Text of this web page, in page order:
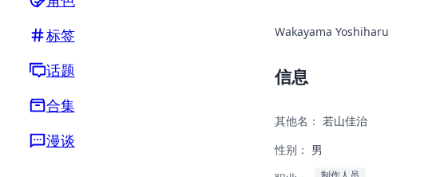
标签
话题
合集
漫谈
Wakayama Yoshiharu
信息
其他名： 若山佳治
性别： 男